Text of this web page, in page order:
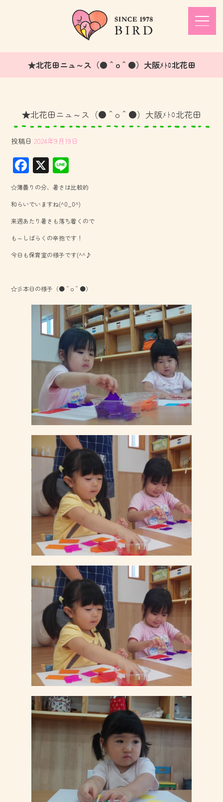
★北花田ニュ～ス（●＾o＾●）大阪ﾒﾄﾛ北花田
★北花田ニュ～ス（●＾o＾●）大阪ﾒﾄﾛ北花田
投稿日 2024年9月19日
F
ac
e
b
o
ok
X
ne
☆薄曇りの分、暑さは比較的
和らいでいますね(^0_0^)
来週あたり暑さも落ち着くので
も～しばらくの辛抱です！
今日も保育室の様子です(^^♪
☆彡本日の様子（●＾o＾●）